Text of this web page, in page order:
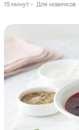
15 минут Для новичков